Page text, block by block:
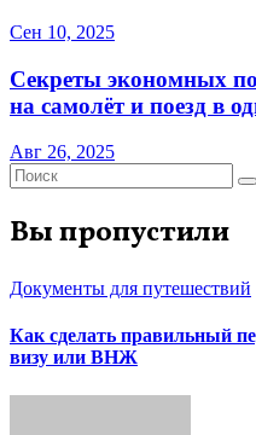
Сен 10, 2025
Секреты экономных
на самолёт и поезд в
Авг 26, 2025
Вы пропустили
Документы для путешествий
Как сделать правильный
визу или ВНЖ